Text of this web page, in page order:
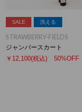
SALE 洗える
STRAWBERRY-FIELDS
ジャンパースカート
￥12,100(税込) 50%OFF